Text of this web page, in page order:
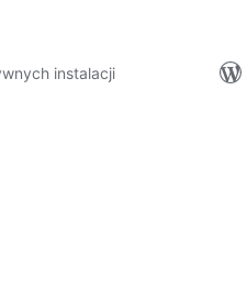
instalacji